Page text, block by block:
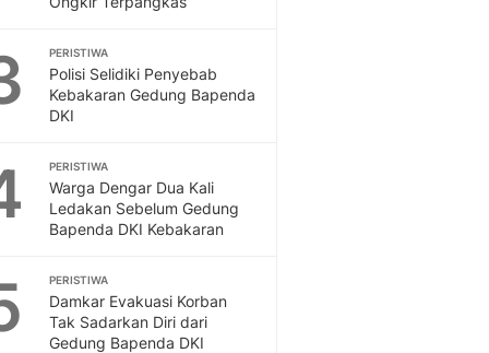
PERISTIWA
Polisi Selidiki Penyebab
Kebakaran Gedung Bapenda
DKI
PERISTIWA
Warga Dengar Dua Kali
Ledakan Sebelum Gedung
Bapenda DKI Kebakaran
PERISTIWA
Damkar Evakuasi Korban
Tak Sadarkan Diri dari
Gedung Bapenda DKI